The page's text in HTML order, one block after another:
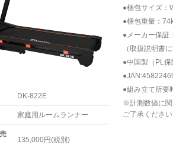
DK-822E
家庭用ルームランナー
135,000円(税別)
●梱包サイズ
●梱包重量：
●メーカー保証
（取扱説明書
●中国製（PL
●組み立て所
※計測数値に関
ご了承くださ